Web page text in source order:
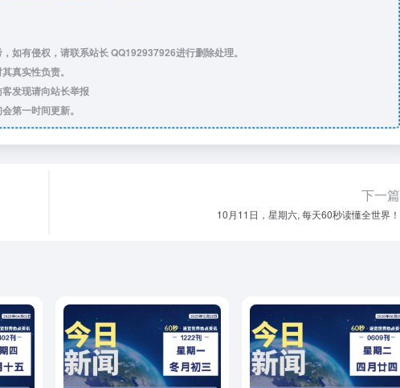
如有侵权，请联系站长 QQ192937926进行删除处理。
真实性负责。
发现请向站长举报
第一时间更新。
下一篇
10月11日，星期六, 每天60秒读懂全世界！